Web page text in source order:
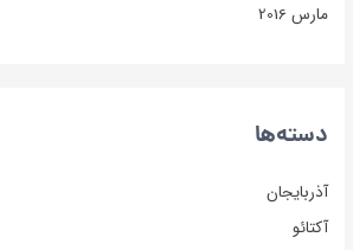
مارس 2016
دسته‌ها
آذربایجان
آکتائو